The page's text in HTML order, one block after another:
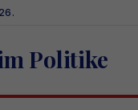
Politike